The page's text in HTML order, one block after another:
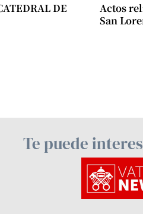
DE
Actos
San
Te puede